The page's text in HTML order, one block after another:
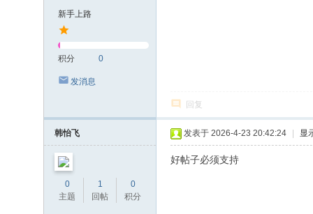
新手上路
积分 0
发消息
回复
韩怡飞
0
主题
1
回帖
0
积分
发表于 2026-4-23 20:42:24 显
好帖子必须支持